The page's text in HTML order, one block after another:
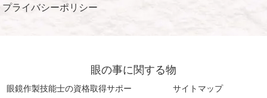
プライバシーポリシー
眼の事に関する物
眼鏡作製技能士の資格取得サポー サイトマップ